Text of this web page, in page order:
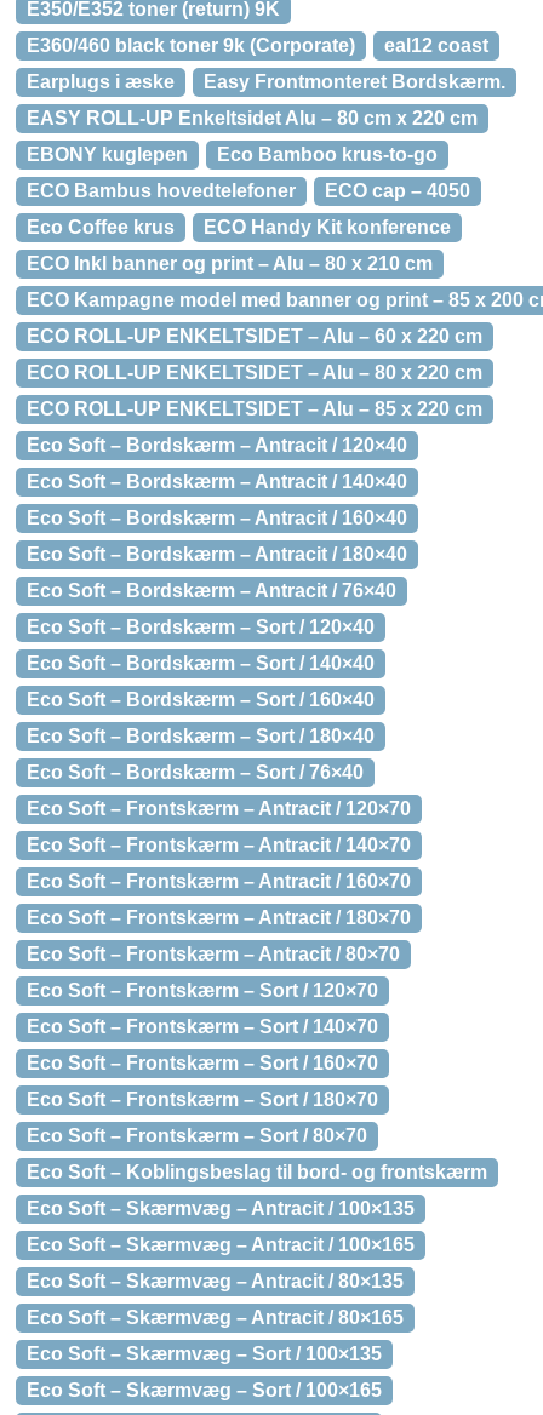
E350/E352 toner (return) 9K
E360/460 black toner 9k (Corporate)
eal12 coast
Earplugs i æske
Easy Frontmonteret Bordskærm.
EASY ROLL-UP Enkeltsidet Alu – 80 cm x 220 cm
EBONY kuglepen
Eco Bamboo krus-to-go
ECO Bambus hovedtelefoner
ECO cap – 4050
Eco Coffee krus
ECO Handy Kit konference
ECO Inkl banner og print – Alu – 80 x 210 cm
ECO Kampagne model med banner og print – 85 x 200
ECO ROLL-UP ENKELTSIDET – Alu – 60 x 220 cm
ECO ROLL-UP ENKELTSIDET – Alu – 80 x 220 cm
ECO ROLL-UP ENKELTSIDET – Alu – 85 x 220 cm
Eco Soft – Bordskærm – Antracit / 120×40
Eco Soft – Bordskærm – Antracit / 140×40
Eco Soft – Bordskærm – Antracit / 160×40
Eco Soft – Bordskærm – Antracit / 180×40
Eco Soft – Bordskærm – Antracit / 76×40
Eco Soft – Bordskærm – Sort / 120×40
Eco Soft – Bordskærm – Sort / 140×40
Eco Soft – Bordskærm – Sort / 160×40
Eco Soft – Bordskærm – Sort / 180×40
Eco Soft – Bordskærm – Sort / 76×40
Eco Soft – Frontskærm – Antracit / 120×70
Eco Soft – Frontskærm – Antracit / 140×70
Eco Soft – Frontskærm – Antracit / 160×70
Eco Soft – Frontskærm – Antracit / 180×70
Eco Soft – Frontskærm – Antracit / 80×70
Eco Soft – Frontskærm – Sort / 120×70
Eco Soft – Frontskærm – Sort / 140×70
Eco Soft – Frontskærm – Sort / 160×70
Eco Soft – Frontskærm – Sort / 180×70
Eco Soft – Frontskærm – Sort / 80×70
Eco Soft – Koblingsbeslag til bord- og frontskærm
Eco Soft – Skærmvæg – Antracit / 100×135
Eco Soft – Skærmvæg – Antracit / 100×165
Eco Soft – Skærmvæg – Antracit / 80×135
Eco Soft – Skærmvæg – Antracit / 80×165
Eco Soft – Skærmvæg – Sort / 100×135
Eco Soft – Skærmvæg – Sort / 100×165